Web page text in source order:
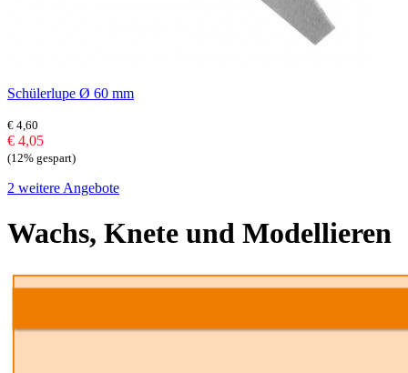
Schülerlupe Ø 60 mm
€ 4,60
€ 4,05
(12% gespart)
2 weitere Angebote
Wachs, Knete und Modellieren